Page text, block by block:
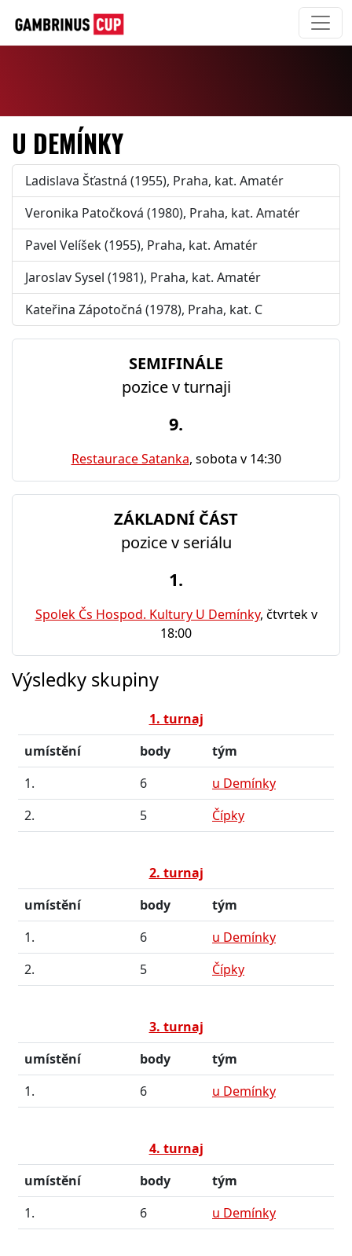
U DEMÍNKY
Ladislava Šťastná (1955), Praha, kat. Amatér
Veronika Patočková (1980), Praha, kat. Amatér
Pavel Velíšek (1955), Praha, kat. Amatér
Jaroslav Sysel (1981), Praha, kat. Amatér
Kateřina Zápotočná (1978), Praha, kat. C
SEMIFINÁLE
pozice v turnaji
9.
Restaurace Satanka, sobota v 14:30
ZÁKLADNÍ ČÁST
pozice v seriálu
1.
Spolek Čs Hospod. Kultury U Demínky, čtvrtek v
18:00
Výsledky skupiny
1. turnaj
umístění
body
tým
1.
6
u Demínky
2.
5 Čípky
2. turnaj
umístění
body
tým
1.
6
u Demínky
2.
5 Čípky
3. turnaj
umístění
body
tým
1.
6 u Demínky
4. turnaj
umístění
body
tým
1.
6 u Demínky